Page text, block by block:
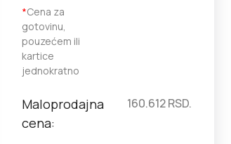
*Cena za
gotovinu,
pouzećem ili
kartice
jednokratno
Maloprodajna
cena:
160.612RSD.